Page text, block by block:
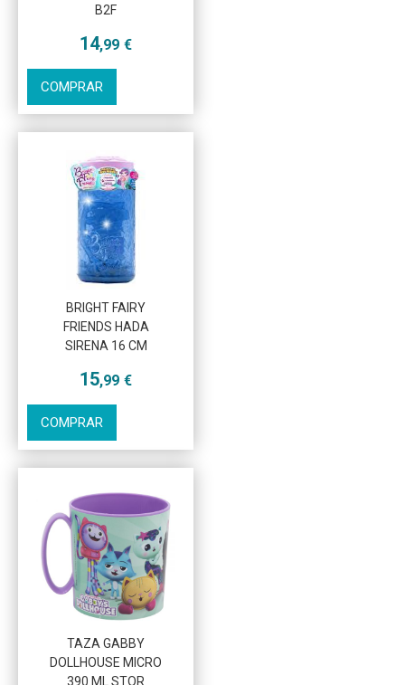
B2F
14,99 €
COMPRAR
BRIGHT FAIRY
FRIENDS HADA
SIRENA 16 CM
15,99 €
COMPRAR
TAZA GABBY
DOLLHOUSE MICRO
390 ML STOR